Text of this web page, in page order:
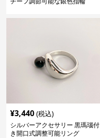
¥3,440 (税込)
シルバーアクセサリー 黒瑪瑙付
き開口式調整可能リング